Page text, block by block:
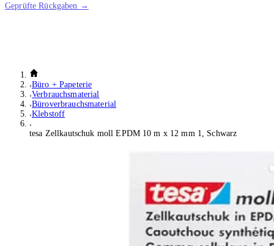
Geprüfte Rückgaben →
Büro + Papeterie
Verbrauchsmaterial
Büroverbrauchsmaterial
Klebstoff
tesa Zellkautschuk moll EPDM 10 m x 12 mm 1, Schwarz